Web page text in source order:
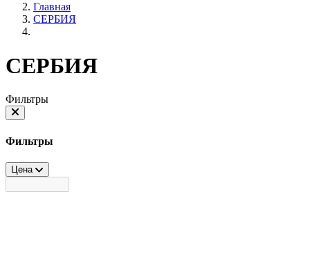
Главная
СЕРБИЯ
СЕРБИЯ
Фильтры
Фильтры
Цена